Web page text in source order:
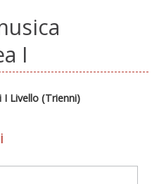
I
Livello (Trienni)